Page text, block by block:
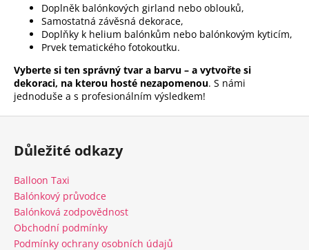
Doplněk balónkových girland nebo oblouků,
Samostatná závěsná dekorace,
Doplňky k helium balónkům nebo balónkovým kyticím,
Prvek tematického fotokoutku.
Vyberte si ten správný tvar a barvu – a vytvořte si
dekoraci, na kterou hosté nezapomenou. S námi
jednoduše a s profesionálním výsledkem!
Z
Důležité odkazy
Balloon Taxi
Balónkový průvodce
Balónková zodpovědnost
Obchodní podmínky
Podmínky ochrany osobních údajů